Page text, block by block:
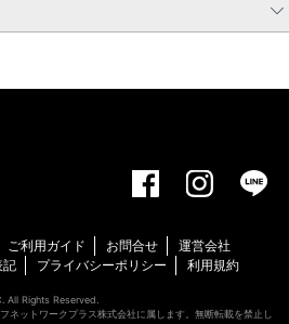
ご利用ガイド お問合せ
運営会社
記
プライバシーポリシー 利用規約
All Rights Reserved.
ネットワークプラス株式会社に属します。無断転載を禁止し